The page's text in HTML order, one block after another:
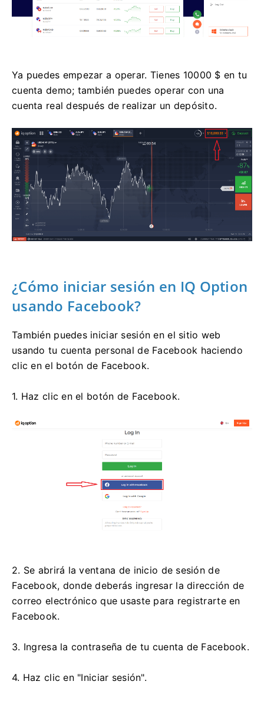
Ya puedes empezar a operar. Tienes 10000 $ en tu
cuenta demo; también puedes operar con una
cuenta real después de realizar un depósito.
¿Cómo iniciar sesión en IQ Option
usando Facebook?
También puedes iniciar sesión en el sitio web
usando tu cuenta personal de Facebook haciendo
clic en el botón de Facebook.
1. Haz clic en el botón de Facebook.
2. Se abrirá la ventana de inicio de sesión de
Facebook, donde deberás ingresar la dirección de
correo electrónico que usaste para registrarte en
Facebook.
3. Ingresa la contraseña de tu cuenta de Facebook.
4. Haz clic en "Iniciar sesión".